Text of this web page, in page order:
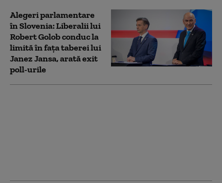
Alegeri parlamentare
în Slovenia: Liberalii lui
Robert Golob conduc la
limită în fața taberei lui
Janez Jansa, arată exit
poll-urile